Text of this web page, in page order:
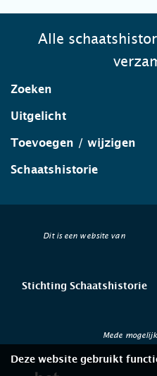
Alle
Zoeken
Uitgelicht
Toevoegen / wijzigen
Schaatshistorie
Dit is een website van
Stichting Schaatshistorie
Mede
Deze website gebruikt